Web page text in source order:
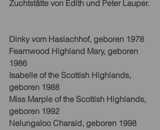
Zuchtstätte von Edith und Peter Lauper.
Dinky vom Haslachhof, geboren 1978
Fearnwood Highland Mary, geboren
1986
Isabelle of the Scottish Highlands,
geboren 1988
Miss Marple of the Scottish Highlands,
geboren 1992
Nelungaloo Charaid, geboren 1998